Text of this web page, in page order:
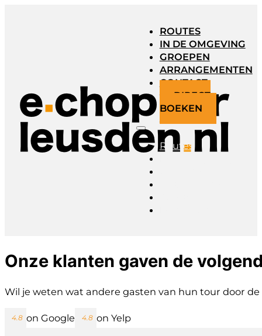
ROUTES
IN DE OMGEVING
GROEPEN
ARRANGEMENTEN
CONTACT
DIRECT
BOEKEN
Routes
Onze klanten gaven de
Wil je weten wat andere gasten van hun tour door
on Google on Yelp